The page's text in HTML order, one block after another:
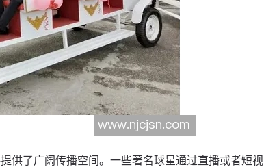
供了广阔传播空间。一些著名球星通过直播或者短视